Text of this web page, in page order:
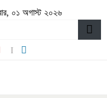
০১ অগাস্ট ২০২৬